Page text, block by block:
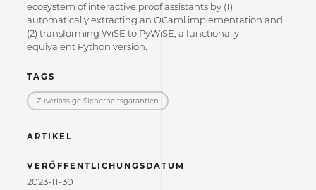
ecosystem of interactive proof assistants by (1)
automatically extracting an OCaml implementation and
(2) transforming WiSE to PyWiSE, a functionally
equivalent Python version.
TAGS
Zuverlässige Sicherheitsgarantien
ARTIKEL
VERÖFFENTLICHUNGSDATUM
2023-11-30